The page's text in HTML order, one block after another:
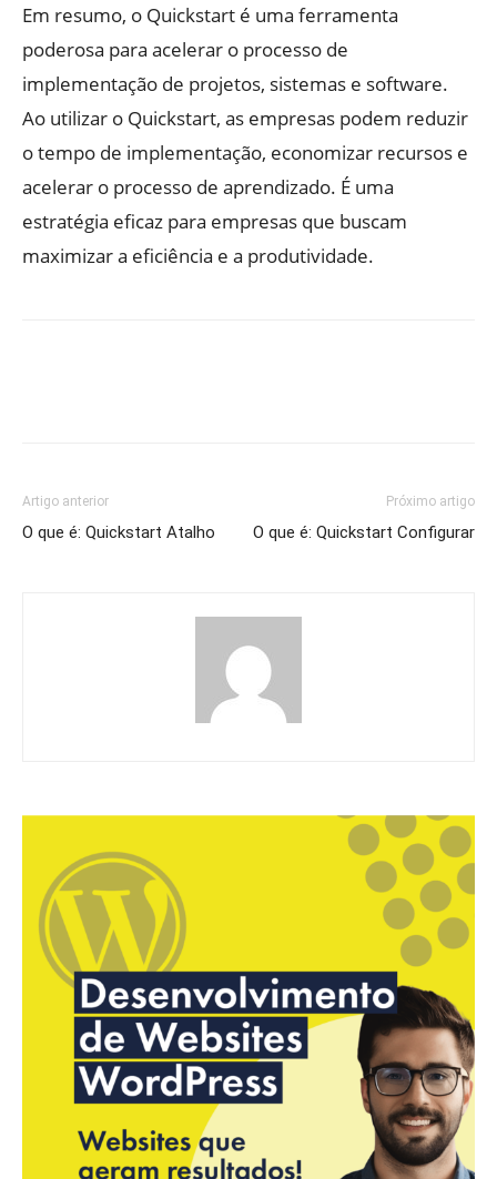
Em resumo, o Quickstart é uma ferramenta
poderosa para acelerar o processo de
implementação de projetos, sistemas e software.
Ao utilizar o Quickstart, as empresas podem reduzir
o tempo de implementação, economizar recursos e
acelerar o processo de aprendizado. É uma
estratégia eficaz para empresas que buscam
maximizar a eficiência e a produtividade.
Artigo anterior
O que é: Quickstart Atalho
Próximo artigo
O que é: Quickstart Configurar